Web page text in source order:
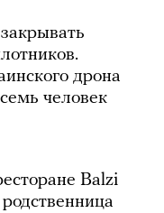
дрона
человек
Balzi